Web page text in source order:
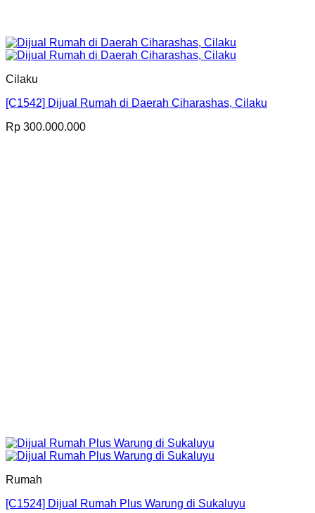
Cilaku
[C1542] Dijual Rumah di Daerah Ciharashas, Cilaku
Rp 300.000.000
Rumah
[C1524] Dijual Rumah Plus Warung di Sukaluyu